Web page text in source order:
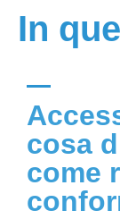
In
cosa
come